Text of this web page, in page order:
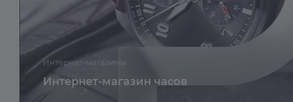
Интернет-магазины
Интернет-магазин часов